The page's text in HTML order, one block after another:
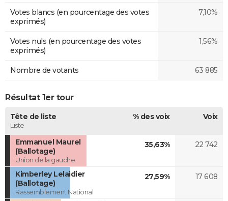
Votes blancs (en pourcentage des votes
exprimés)
7,10%
Votes nuls (en pourcentage des votes
exprimés)
1,56%
Nombre de votants 63 885
Résultat 1er tour
Tête de liste
Liste
% des voix Voix
Emmanuel Maurel
(Ballotage)
Union de la gauche
35,63% 22 742
Kimberley Lelaidier
(Ballotage)
Rassemblement National
27,59% 17 608